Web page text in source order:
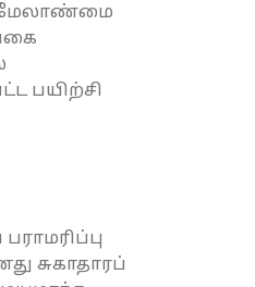
மேலாண்மை
பயிற்சி
சுகாதாரப்